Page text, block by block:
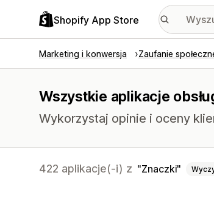
Shopify App Store
Marketing i konwersja Zaufanie
Wszystkie aplikacje
Wykorzystaj opinie i oceny
422 aplikacje(-i) z Znaczki